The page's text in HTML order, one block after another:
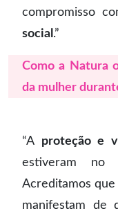
compromisso
social .”
Como a Natura
da mulher
“A proteção e
estiveram no
Acreditamos
manifestam de